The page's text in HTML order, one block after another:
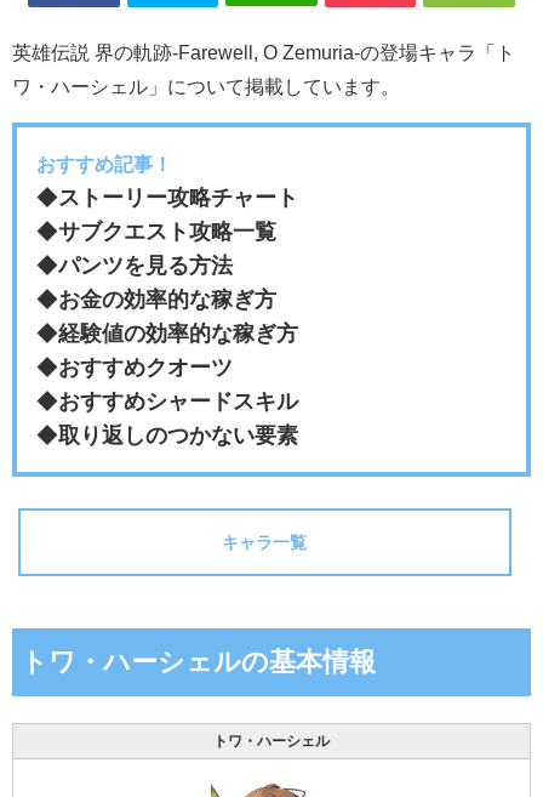
英雄伝説 界の軌跡-Farewell, O Zemuria-の登場キャラ「ト
ワ・ハーシェル」について掲載しています。
おすすめ記事！
◆ストーリー攻略チャート
◆サブクエスト攻略一覧
◆パンツを見る方法
◆お金の効率的な稼ぎ方
◆経験値の効率的な稼ぎ方
◆おすすめクオーツ
◆おすすめシャードスキル
◆取り返しのつかない要素
キャラ一覧
トワ・ハーシェルの基本情報
トワ・ハーシェル